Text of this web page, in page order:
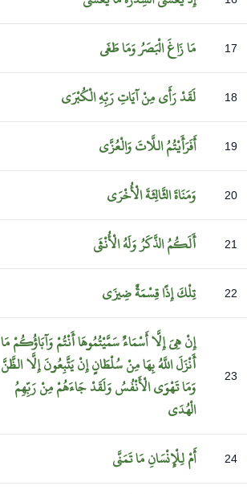
17 مَازَاغَالْبَصَرُوَمَاطَغَى
18 لَقَدْرَأَىمِنْآيَاتِرَبِّهِالْكُبْرَى
19 أَفَرَأَيْتُمُاللَّاتَوَالْعُزَّى
20 وَمَنَاةَالثَّالِثَةَالْأُخْرَى
21 أَلَكُمُالذَّكَرُوَلَهُالْأُنْثَى
22 تِلْكَإِذًاقِسْمَةٌضِيزَى
23
إِنْهِيَإِلَّاأَسْمَاءٌسَمَّيْتُمُوهَاأَنْتُمْوَآبَاؤُكُمْمَا
أَنْزَلَاللَّهُبِهَامِنْسُلْطَانٍإِنْيَتَّبِعُونَإِلَّاالظَّنَّ
وَمَاتَهْوَىالْأَنْفُسُوَلَقَدْجَاءَهُمْمِنْرَبِّهِمُ
الْهُدَى
24 أَمْلِلْإِنْسَانِمَاتَمَنَّى